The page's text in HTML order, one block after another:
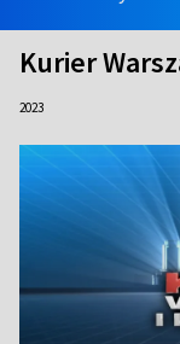
Kurier
2023